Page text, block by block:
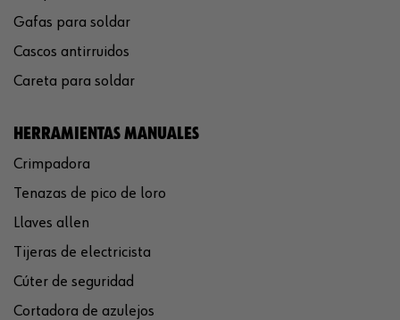
Gafas para soldar
Cascos antirruidos
Careta para soldar
HERRAMIENTAS MANUALES
Crimpadora
Tenazas de pico de loro
Llaves allen
Tijeras de electricista
Cúter de seguridad
Cortadora de azulejos